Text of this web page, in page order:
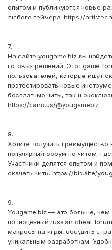
опытом и публикуются новые
любого геймера. https://
7.
На сайте yougame.biz вы
готовых решений. Этот game
пользователей, которые ищут
протестировать новые
бесплатные читы, так и
https://band.us/@yougamebiz
8.
Хотите получить преимущество
популярный форум по читам,
Участники делятся опытом и
скачать читы. https://bio.site/
9.
Yougame.biz — это больше, чем
полноценный russian cheat
макросы на игры, обсудить
уникальным разработкам.